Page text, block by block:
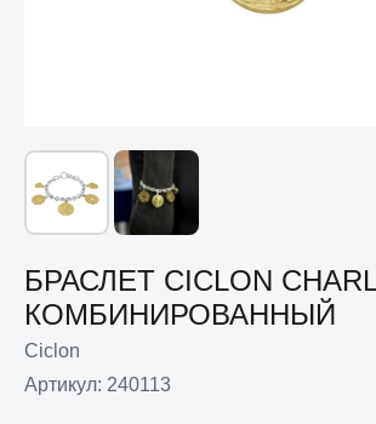
БРАСЛЕТ CICLON
КОМБИНИРОВАННЫЙ
Ciclon
Артикул: 240113